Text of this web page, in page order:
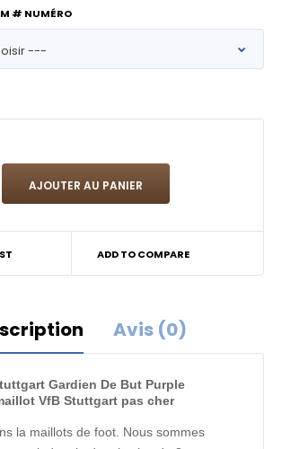
# NUMÉRO
ADD TO COMPARE
Avis (0)
Gardien De But Purple
VfB Stuttgart pas cher
la maillots de foot. Nous sommes